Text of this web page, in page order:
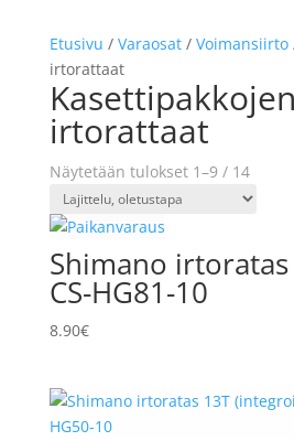
Etusivu / Varaosat/ Voimansiirto
irtorattaat
Kasettipakkojen
irtorattaat
Näytetään tulokset 1–9 / 14
Shimano irtoratas
CS-HG81-10
8.90€